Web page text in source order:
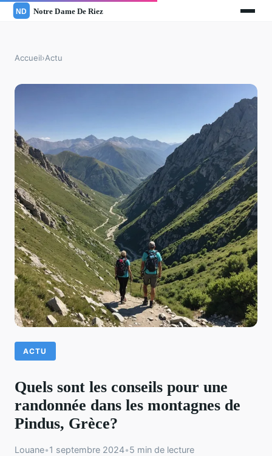
Accueil›Actu
ACTU
Quels sont les conseils pour une
randonnée dans les montagnes de
Pindus, Grèce?
Louane•1 septembre 2024•5 min de lecture